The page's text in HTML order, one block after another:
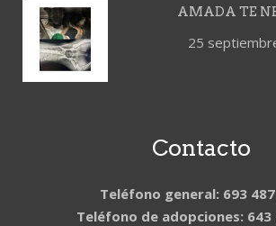
AMADA TE
25
Contacto
Teléfono general: 693
Teléfono de adopciones: 643